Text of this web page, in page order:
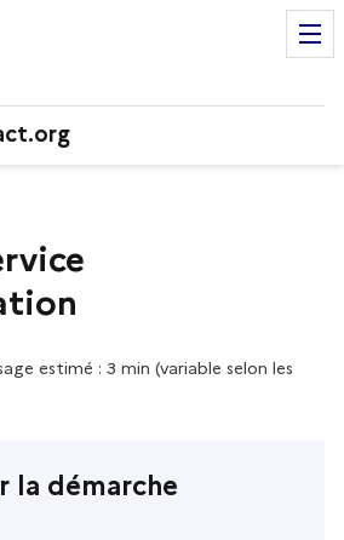
estimé : 3 min (variable selon les
la démarche